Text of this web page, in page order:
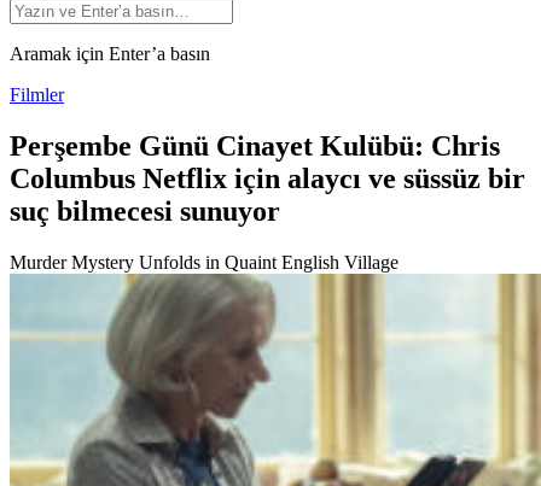
Aramak için Enter’a basın
Filmler
Perşembe Günü Cinayet Kulübü: Chris
Columbus Netflix için alaycı ve süssüz bir
suç bilmecesi sunuyor
Murder Mystery Unfolds in Quaint English Village